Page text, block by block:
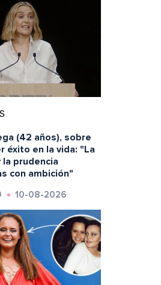
(42 años), sobre
éxito en la vida: "La
la prudencia
con ambición"
10-08-2026